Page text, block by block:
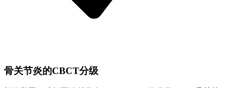
骨关节炎的CBCT分级